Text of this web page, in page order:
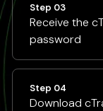
Step 03
Receive the
password
Step 04
Download